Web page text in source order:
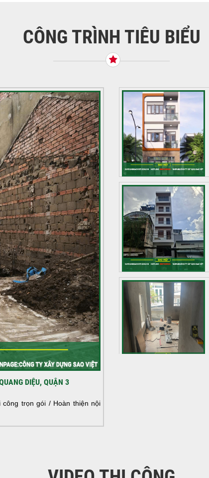
CÔNG TRÌNH TIÊU BIỂU
DIỆU, QUẬN 3
trọn gói / Hoàn thiện nội